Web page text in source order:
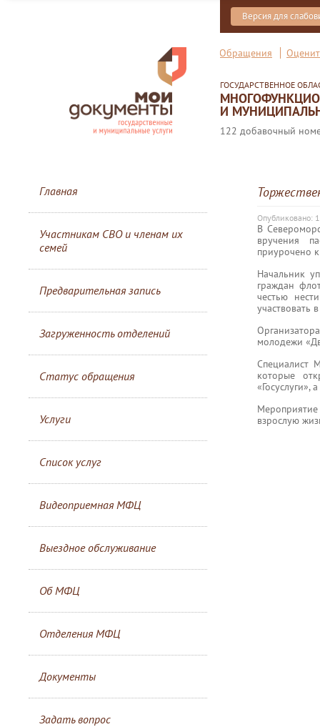
Версия для
Обращения
ГОСУДАРСТВЕННОЕ
И
122 добавочный
Главная
Участникам СВО и членам их
семей
Предварительная запись
Загруженность отделений
Статус обращения
Услуги
Список услуг
Видеоприемная МФЦ
Выездное обслуживание
Об МФЦ
Отделения МФЦ
Документы
Задать вопрос
Опубликовано:
В
вручения
приурочено
Начальник
граждан
честью
участвовать
молодежи
Специалист
которые
«Госуслуги»,
взрослую